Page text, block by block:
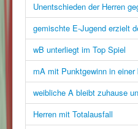
Unentschieden der Herren
gemischte E-Jugend erzielt
wB unterliegt im Top Spiel
mA mit Punktgewinn in einer
weibliche A bleibt zuhause
Herren mit Totalausfall